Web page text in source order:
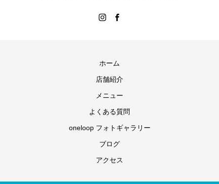
ホーム
店舗紹介
メニュー
よくある質問
oneloop フォトギャラリー
ブログ
アクセス